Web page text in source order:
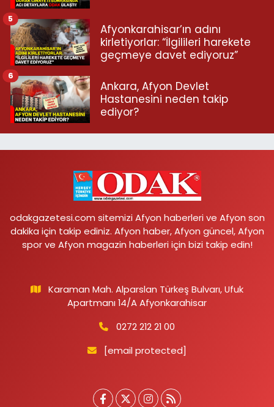
Afyonkarahisar’ın adını
kirletiyorlar: “İlgilileri harekete
geçmeye davet ediyoruz”
5
Ankara, Afyon Devlet
Hastanesini neden takip
ediyor?
6
odakgazetesi.com sitemizi Afyon haberleri ve Afyon son
dakika için takip ediniz. Afyon haber, Afyon güncel, Afyon
spor ve Afyon magazin haberleri için bizi takip edin!
Karaman Mah. Alparslan Türkeş Bulvarı, Ufuk
Apartmanı 14/A Afyonkarahisar
0272 212 21 00
[email protected]